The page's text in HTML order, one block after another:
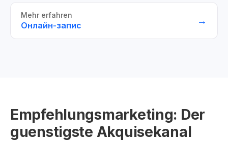
Mehr erfahren
Онлайн-запис →
Empfehlungsmarketing: Der
guenstigste Akquisekanal